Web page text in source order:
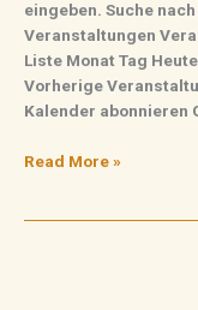
eingeben. Suche
Veranstaltungen
Liste Monat Tag
Vorherige
Kalender abonnieren
Read More »